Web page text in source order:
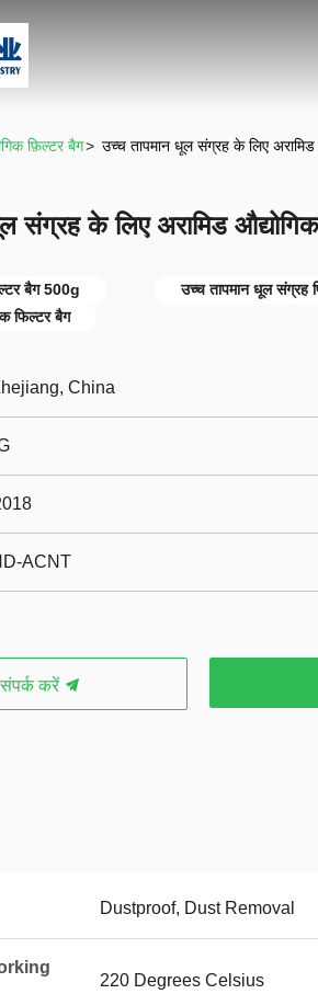
फ़िल्टर बैग> उच्च तापमान धूल संग्रह के लिए
संग्रह के लिए अरामिड
बैग 500g
उच्च तापमान धूल संग्रह
फिल्टर बैग
China
ACNT
करें
Dustproof, Dust Removal
220 Degrees Celsius